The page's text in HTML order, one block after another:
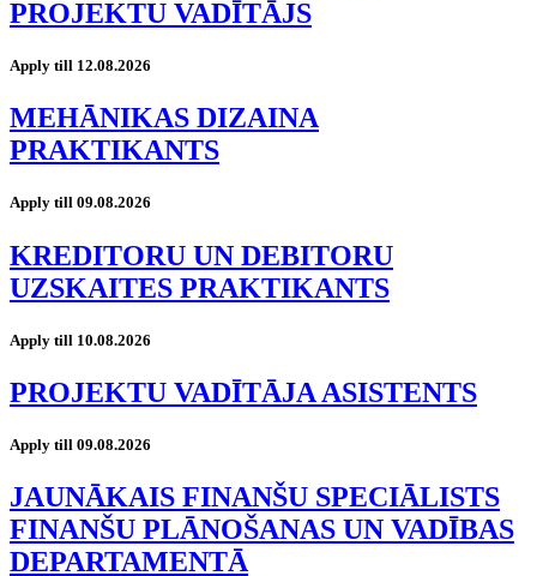
PROJEKTU VADĪTĀJS
Apply till 12.08.2026
MEHĀNIKAS DIZAINA
PRAKTIKANTS
Apply till 09.08.2026
KREDITORU UN DEBITORU
UZSKAITES PRAKTIKANTS
Apply till 10.08.2026
PROJEKTU VADĪTĀJA ASISTENTS
Apply till 09.08.2026
JAUNĀKAIS FINANŠU SPECIĀLISTS
FINANŠU PLĀNOŠANAS UN VADĪBAS
DEPARTAMENTĀ